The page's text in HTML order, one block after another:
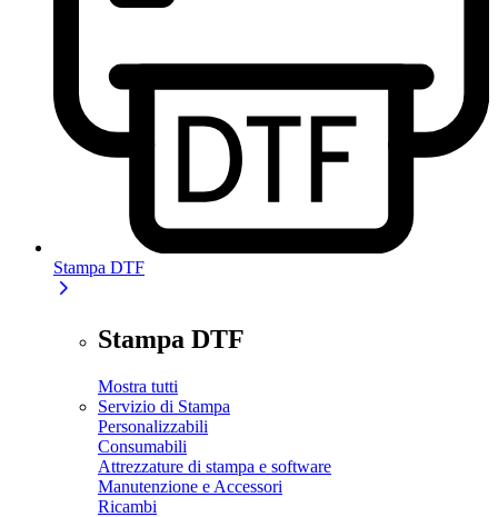
Stampa DTF
Stampa DTF
Mostra tutti
Servizio di Stampa
Personalizzabili
Consumabili
Attrezzature di stampa e software
Manutenzione e Accessori
Ricambi